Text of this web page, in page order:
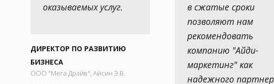
оказываемых услуг.
ДИРЕКТОР ПО РАЗВИТИЮ
БИЗНЕСА
ООО "Мега Драйв", Айсин Э.В.
в сжатые сроки
позволяют нам
рекомендовать
компанию "Айди-
маркетинг" как
надежного